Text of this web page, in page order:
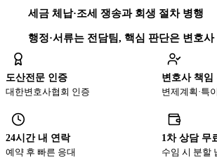
세금 체납·조세 쟁송과 회생 절차 병행
행정·서류는 전담팀, 핵심 판단은 변호사
도산전문 인증
대한변호사협회 인증
변호사 책임
변제계획·특
24시간 내 연락
예약 후 빠른 응대
1차 상담 무
수임 시 분할